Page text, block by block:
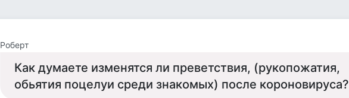
Роберт
Как думаете изменятся ли преветствия, (рукопожатия,
обьятия поцелуи среди знакомых) после короновируса?